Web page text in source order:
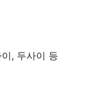
, 두사이 등